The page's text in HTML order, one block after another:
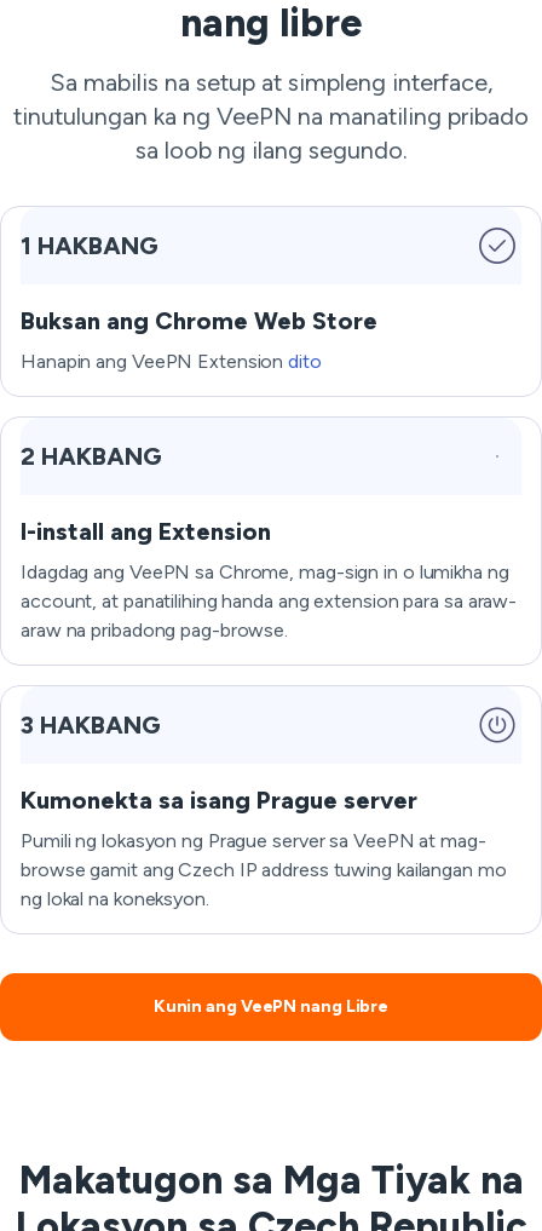
nang libre
Sa mabilis na setup at simpleng interface,
tinutulungan ka ng VeePN na manatiling pribado
sa loob ng ilang segundo.
1 HAKBANG
Buksan ang Chrome Web Store
Hanapin ang VeePN Extensiondito
2 HAKBANG
I-install ang Extension
Idagdag ang VeePN sa Chrome, mag-sign in o lumikha ng
account, at panatilihing handa ang extension para sa araw-
araw na pribadong pag-browse.
3 HAKBANG
Kumonekta sa isang Prague server
Pumili ng lokasyon ng Prague server sa VeePN at mag-
browse gamit ang Czech IP address tuwing kailangan mo
ng lokal na koneksyon.
Kunin ang VeePN nang Libre
Makatugon sa Mga Tiyak na